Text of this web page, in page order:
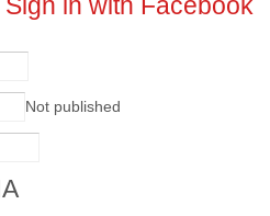
Sign in with Facebook
Not published